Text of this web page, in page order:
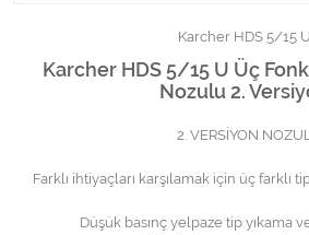
Karcher HDS 5/15 U
Karcher HDS 5/15 U Üç
Nozulu 2.
2. VERSİYON
Farklı ihtiyaçları karşılamak için üç farklı
Düşük basınç yelpaze tip yıkama